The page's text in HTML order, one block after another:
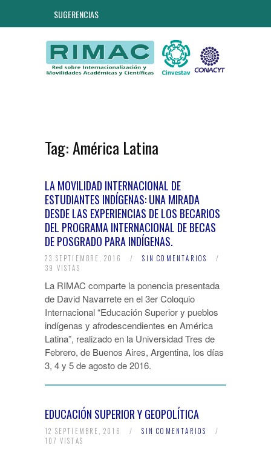
SUGERENCIAS
Tag:América Latina
LA MOVILIDAD INTERNACIONAL DE
ESTUDIANTES INDÍGENAS: UNA MIRADA
DESDE LAS EXPERIENCIAS DE LOS BECARIOS
DEL PROGRAMA INTERNACIONAL DE BECAS
DE POSGRADO PARA INDÍGENAS.
23 SEPTIEMBRE, 2016 / SIN COMENTARIOS
/
39 VISTAS
La RIMAC comparte la ponencia presentada
de David Navarrete en el 3er Coloquio
Internacional “Educación Superior y pueblos
indígenas y afrodescendientes en América
Latina”, realizado en la Universidad Tres de
Febrero, de Buenos Aires, Argentina, los días
3, 4 y 5 de agosto de 2016.
EDUCACIÓN SUPERIOR Y GEOPOLÍTICA
12 SEPTIEMBRE, 2016 / SIN COMENTARIOS
/
107 VISTAS